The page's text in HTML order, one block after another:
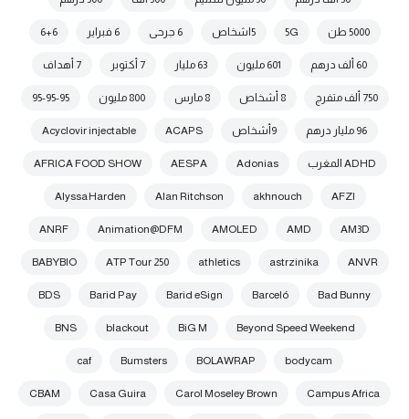
5000 طن 5G 5اشخاص 6 جرحى 6 فبراير 6+6
60 ألف درهم 601 مليون 63 مليار 7 أكتوبر 7 أهداف
750 ألف متفرج 8 أشخاص 8 مارس 800 مليون 95-95-95
96 مليار درهم 9أشخاص ACAPS
Acyclovir injectable
ADHD المغرب Adonias
AESPA
AFRICA FOOD SHOW
AFZI
akhnouch
Alan Ritchson
Alyssa Harden
AM3D
AMD
AMOLED
Animation@DFM
ANRF
ANVR
astrzinika
athletics
ATP Tour 250
BABYBIO
Bad Bunny
Barceló
Barid eSign
Barid Pay
BDS
Beyond Speed Weekend
BiG M
blackout
BNS
bodycam
BOLAWRAP
Bumsters
caf
Campus Africa
Carol Moseley Brown
Casa Guira
CBAM